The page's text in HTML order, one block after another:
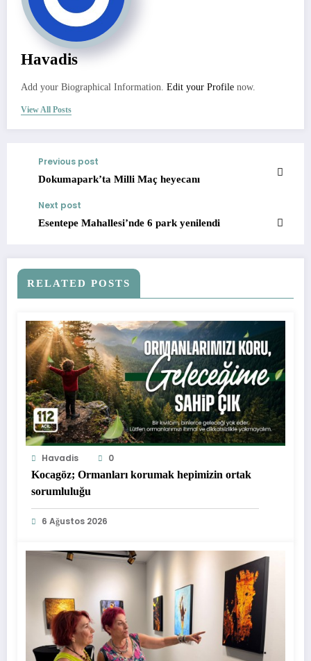
Havadis
Add your Biographical Information. Edit your Profile now.
View All Posts
Previous post
Dokumapark’ta Milli Maç heyecanı
Next post
Esentepe Mahallesi’nde 6 park yenilendi
RELATED POSTS
Havadis
0
Kocagöz; Ormanları korumak hepimizin ortak
sorumluluğu
6 Ağustos 2026